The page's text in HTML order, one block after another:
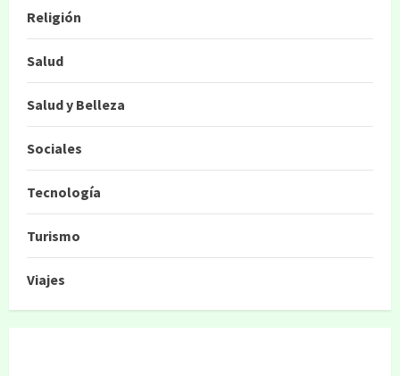
Religión
Salud
Salud y Belleza
Sociales
Tecnología
Turismo
Viajes